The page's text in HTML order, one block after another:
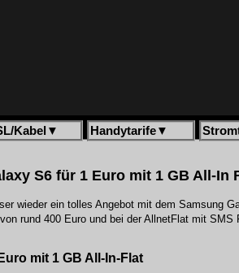
Kabel ▼ Handytarife▼
S6 für 1 Euro mit 1 GB All-In
wieder ein tolles Angebot mit dem Samsung
rund 400 Euro und bei der AllnetFlat mit
mit 1 GB All-In-Flat